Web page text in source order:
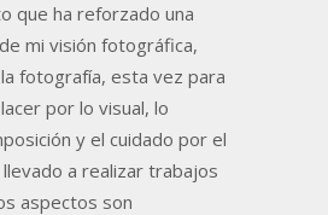
que ha reforzado una
mi visión fotográfica,
fotografía, esta vez para
por lo visual, lo
y el cuidado por el
a realizar trabajos
aspectos son